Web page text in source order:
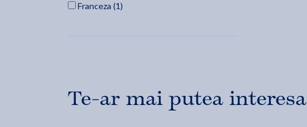
Franceza (1)
Te-ar mai putea interesa